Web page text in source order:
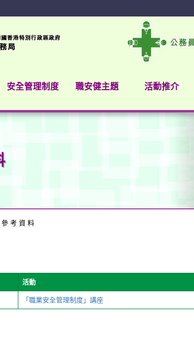
安全管理制度 職安健主題 活動推介
參 考 資 料
活動
「職業安全管理制度」講座